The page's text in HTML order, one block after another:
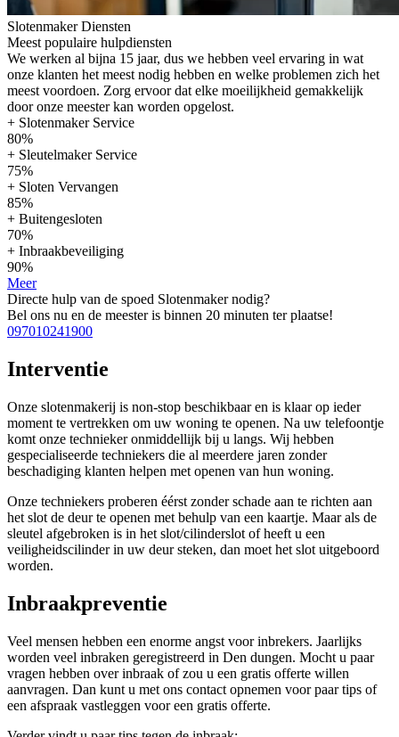
Slotenmaker Diensten
Meest populaire hulpdiensten
We werken al bijna 15 jaar, dus we hebben veel ervaring in wat
onze klanten het meest nodig hebben en welke problemen zich het
meest voordoen. Zorg ervoor dat elke moeilijkheid gemakkelijk
door onze meester kan worden opgelost.
+ Slotenmaker Service
80%
+ Sleutelmaker Service
75%
+ Sloten Vervangen
85%
+ Buitengesloten
70%
+ Inbraakbeveiliging
90%
Meer
Directe hulp van de spoed Slotenmaker nodig?
Bel ons nu en de meester is binnen 20 minuten ter plaatse!
097010241900
Interventie
Onze slotenmakerij is non-stop beschikbaar en is klaar op ieder
moment te vertrekken om uw woning te openen. Na uw telefoontje
komt onze technieker onmiddellijk bij u langs. Wij hebben
gespecialiseerde techniekers die al meerdere jaren zonder
beschadiging klanten helpen met openen van hun woning.
Onze techniekers proberen éérst zonder schade aan te richten aan
het slot de deur te openen met behulp van een kaartje. Maar als de
sleutel afgebroken is in het slot/cilinderslot of heeft u een
veiligheidscilinder in uw deur steken, dan moet het slot uitgeboord
worden.
Inbraakpreventie
Veel mensen hebben een enorme angst voor inbrekers. Jaarlijks
worden veel inbraken geregistreerd in Den dungen. Mocht u paar
vragen hebben over inbraak of zou u een gratis offerte willen
aanvragen. Dan kunt u met ons contact opnemen voor paar tips of
een afspraak vastleggen voor een gratis offerte.